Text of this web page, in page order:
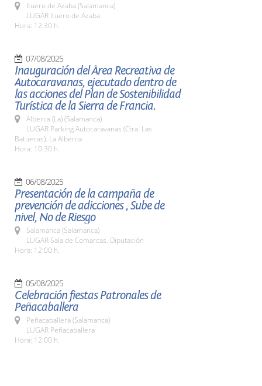
Ituero de Azaba (Salamanca)
LUGAR Ituero de Azaba
Hora: 12:30 h.
07/08/2025
Inauguración del Área Recreativa de
Autocaravanas, ejecutado dentro de
las acciones del Plan de Sostenibilidad
Turística de la Sierra de Francia.
Alberca (La) (Salamanca)
LUGAR Parking Autocaravanas (Ctra. Las
Batuecas). La Alberca
Hora: 10:30 h.
06/08/2025
Presentación de la campaña de
prevención de adicciones , Sube de
nivel, No de Riesgo
Salamanca (Salamanca)
LUGAR Sala de Comarcas. Diputación
Hora: 12:00 h.
05/08/2025
Celebración fiestas Patronales de
Peñacaballera
Peñacaballera (Salamanca)
LUGAR Peñacaballera
Hora: 12:00 h.